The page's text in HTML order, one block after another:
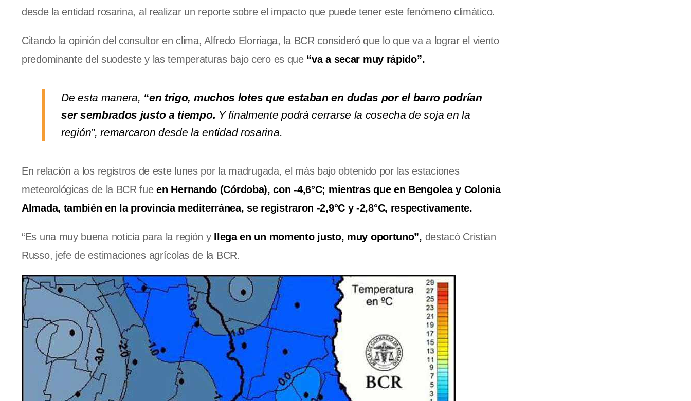
desde la entidad rosarina, al realizar un reporte sobre el impacto que puede tener este fenómeno climático.
Citando la opinión del consultor en clima, Alfredo Elorriaga, la BCR consideró que lo que va a lograr el viento
predominante del suodeste y las temperaturas bajo cero es que“va a secar muy rápido”.
De esta manera, “en trigo, muchos lotes que estaban en dudas por el barro podrían
ser sembrados justo a tiempo. Y finalmente podrá cerrarse la cosecha de soja en la
región”, remarcaron desde la entidad rosarina.
En relación a los registros de este lunes por la madrugada, el más bajo obtenido por las estaciones
meteorológicas de la BCR fueen Hernando (Córdoba), con -4,6°C; mientras que en Bengolea y Colonia
Almada, también en la provincia mediterránea, se registraron -2,9°C y -2,8°C, respectivamente.
“Es una muy buena noticia para la región y llega en un momento justo, muy oportuno”, destacó Cristian
Russo, jefe de estimaciones agrícolas de la BCR.